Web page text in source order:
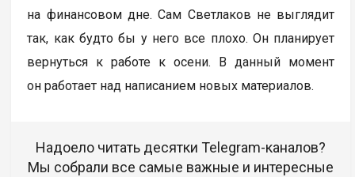
на финансовом дне. Сам Светлаков не выглядит
так, как будто бы у него все плохо. Он планирует
вернуться к работе к осени. В данный момент
он работает над написанием новых материалов.
Надоело читать десятки Telegram-каналов?
Мы собрали все самые важные и интересные